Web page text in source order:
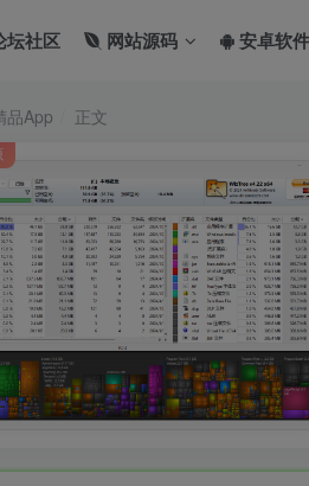
坛社区 网站源码 安卓软件
品App 正文